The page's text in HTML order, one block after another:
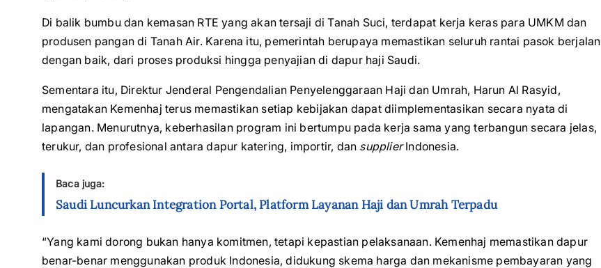
Di balik bumbu dan kemasan RTE yang akan tersaji di Tanah Suci, terdapat kerja keras para UMKM dan
produsen pangan di Tanah Air. Karena itu, pemerintah berupaya memastikan seluruh rantai pasok berjalan
dengan baik, dari proses produksi hingga penyajian di dapur haji Saudi.
Sementara itu, Direktur Jenderal Pengendalian Penyelenggaraan Haji dan Umrah, Harun Al Rasyid,
mengatakan Kemenhaj terus memastikan setiap kebijakan dapat diimplementasikan secara nyata di
lapangan. Menurutnya, keberhasilan program ini bertumpu pada kerja sama yang terbangun secara jelas,
terukur, dan profesional antara dapur katering, importir, dan supplierIndonesia.
Baca juga:
Saudi Luncurkan Integration Portal, Platform Layanan Haji dan Umrah Terpadu
“Yang kami dorong bukan hanya komitmen, tetapi kepastian pelaksanaan. Kemenhaj memastikan dapur
benar-benar menggunakan produk Indonesia, didukung skema harga dan mekanisme pembayaran yang